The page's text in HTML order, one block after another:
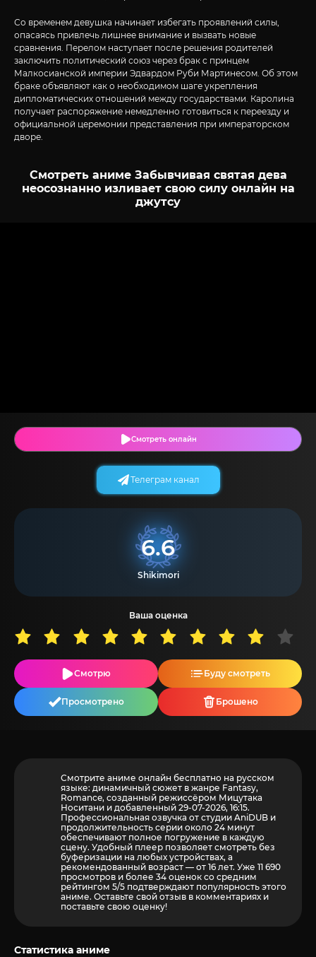
Со временем девушка начинает избегать проявлений силы,
опасаясь привлечь лишнее внимание и вызвать новые
сравнения. Перелом наступает после решения родителей
заключить политический союз через брак с принцем
Малкосианской империи Эдвардом Руби Мартинесом. Об этом
браке объявляют как о необходимом шаге укрепления
дипломатических отношений между государствами. Каролина
получает распоряжение немедленно готовиться к переезду и
официальной церемонии представления при императорском
дворе.
Смотреть аниме Забывчивая святая дева
неосознанно изливает свою силу онлайн на
джутсу
Смотреть онлайн
6.6
Shikimori
Ваша оценка
Смотрю Буду смотреть
Просмотрено Брошено
Телеграм канал
Смотрите аниме онлайн бесплатно на русском
языке: динамичный сюжет в жанре Fantasy,
Romance, созданный режиссёром Мицутака
Носитани и добавленный 29-07-2026, 16:15.
Профессиональная озвучка от студии AniDUB и
продолжительность серии около 24 минут
обеспечивают полное погружение в каждую
сцену. Удобный плеер позволяет смотреть без
буферизации на любых устройствах, а
рекомендованный возраст — от 16 лет. Уже 11 690
просмотров и более 34 оценок со средним
рейтингом 5/5 подтверждают популярность этого
аниме. Оставьте свой отзыв в комментариях и
поставьте свою оценку!
Статистика аниме